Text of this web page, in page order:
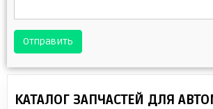
Отправить
КАТАЛОГ ЗАПЧАСТЕЙ ДЛЯ